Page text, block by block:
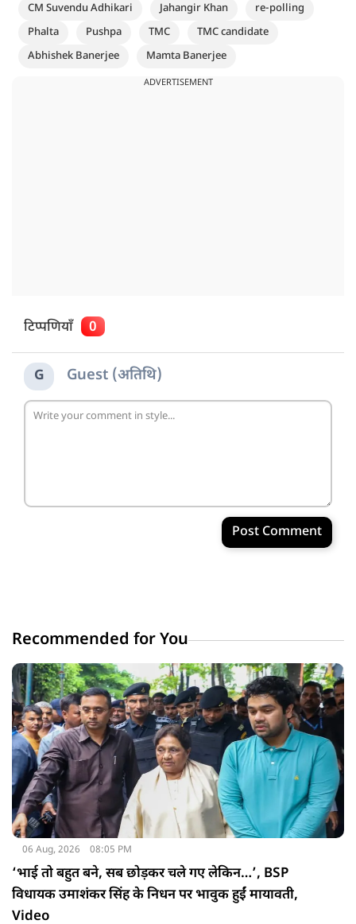
CM Suvendu Adhikari Jahangir Khan
re-polling
Phalta
Pushpa TMC
TMC candidate
Abhishek Banerjee
Mamta Banerjee
ADVERTISEMENT
टिप्पणियाँ 0
G Guest (अतिथि)
Post Comment
Recommended for You
06 Aug, 2026 08:05 PM
‘भाई तो बहुत बने, सब छोड़कर चले गए लेकिन…’, BSP
विधायक उमाशंकर सिंह के निधन पर भावुक हुईं मायावती,
Video